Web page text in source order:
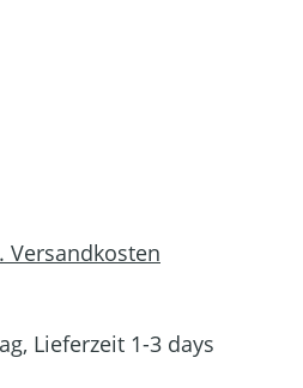
Versandkosten
Lieferzeit 1-3 days